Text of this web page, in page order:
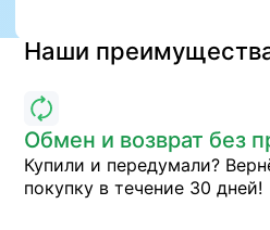
Наши
Обмен и возврат без
Купили и передумали?
покупку в течение 30 дней!